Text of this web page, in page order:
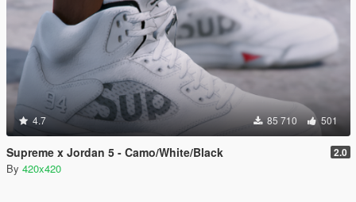
4.7 85 710 501
Supreme x Jordan 5 - Camo/White/Black 2.0
By 420x420